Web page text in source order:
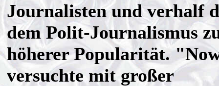
Journalisten und verhalf
dem Polit-Journalismus
höherer Popularität.
versuchte mit großer